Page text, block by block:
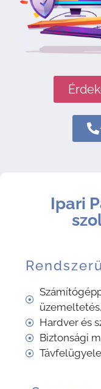
Ipari
Hardver és
Biztonsági